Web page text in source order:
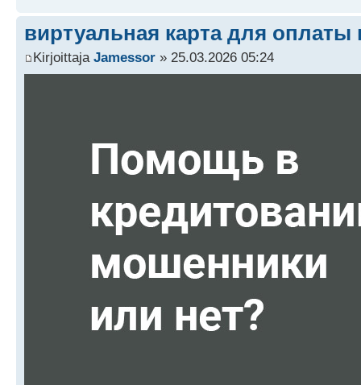
виртуальная карта для оплаты
Kirjoittaja Jamessor » 25.03.2026 05:24